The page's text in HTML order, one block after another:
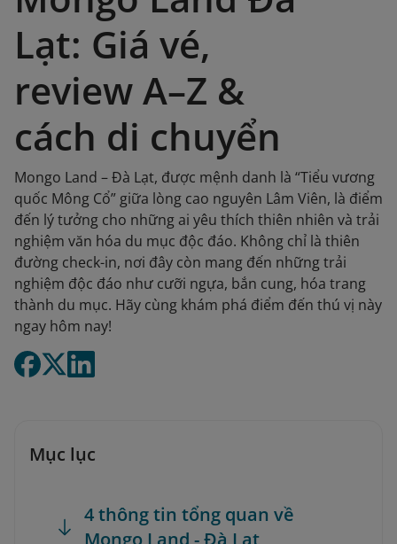
Lạt: Giá vé,
review A–Z &
cách di chuyển
Mongo Land – Đà Lạt, được mệnh danh là “Tiểu vương
quốc Mông Cổ” giữa lòng cao nguyên Lâm Viên, là điểm
đến lý tưởng cho những ai yêu thích thiên nhiên và trải
nghiệm văn hóa du mục độc đáo. Không chỉ là thiên
đường check-in, nơi đây còn mang đến những trải
nghiệm độc đáo như cưỡi ngựa, bắn cung, hóa trang
thành du mục. Hãy cùng khám phá điểm đến thú vị này
ngay hôm nay!
Mục lục
4 thông tin tổng quan về
Mongo Land - Đà Lạt